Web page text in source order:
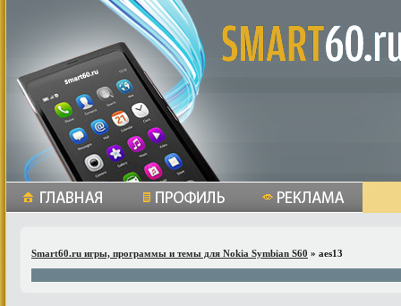
Smart60.ru игры, программы и темы для Nokia Symbian S60 » aes13